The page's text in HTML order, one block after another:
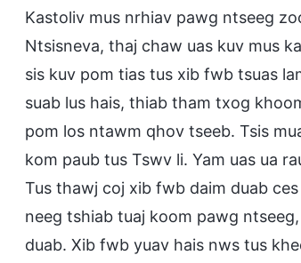
Kastoliv mus nrhiav pawg ntseeg
Ntsisneva, thaj chaw uas kuv mus
sis kuv pom tias tus xib fwb tsuas
suab lus hais, thiab tham txog
pom los ntawm qhov tseeb. Tsis
kom paub tus Tswv li. Yam uas ua
Tus thawj coj xib fwb daim duab
neeg tshiab tuaj koom pawg
duab. Xib fwb yuav hais nws tus